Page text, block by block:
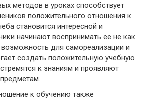
методов в уроках способствует
положительного отношения к
становится интересной и
начинают воспринимать ее не как
возможность для самореализации и
создать положительную учебную
к знаниям и проявляют
к обучению также